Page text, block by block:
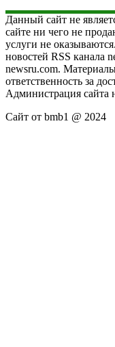
Данный сайт не
сайте ни чего не
услуги не
новостей RSS канала
newsru.com.
ответственность за
Администрация сайта
Сайт от bmb1 @ 2024